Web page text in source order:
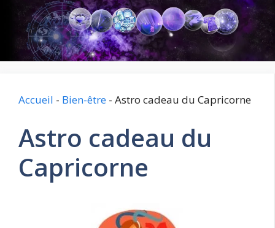
contenu
Accueil - Bien-être - Astro cadeau du Capricorne
Astro cadeau du
Capricorne